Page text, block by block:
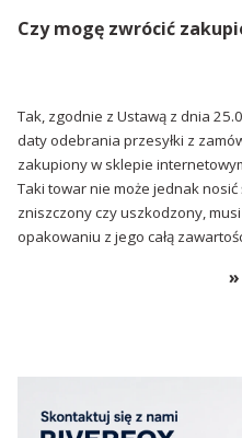
Czy mogę zwrócić
Tak, zgodnie z Ustawą z dnia
daty odebrania przesyłki z
zakupiony w sklepie
Taki towar nie może jednak
zniszczony czy uszkodzony,
opakowaniu z jego całą
»